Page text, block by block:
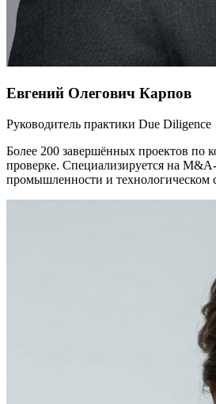
Евгений Олегович Карпов
Руководитель практики Due Diligence
Более 200 завершённых проектов по
проверке. Специализируется на
промышленности и технологическом